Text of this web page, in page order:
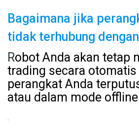
Bagaimana jika
tidak terhubung
Robot Anda akan tetap
trading secara otomatis
perangkat Anda
atau dalam mode offline
.